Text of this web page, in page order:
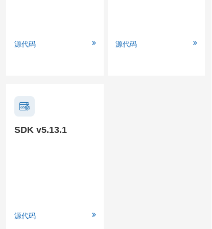
源代码 源代码
SDK v5.13.1
源代码